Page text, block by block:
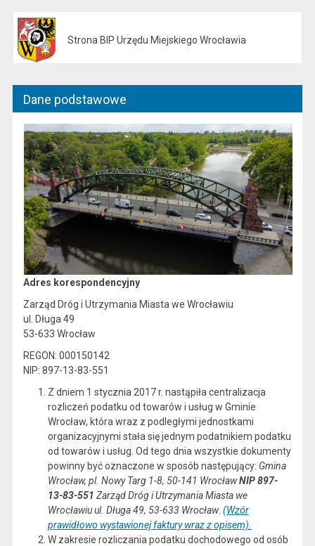
Strona BIP Urzędu Miejskiego Wrocławia
Dane podstawowe
Adres korespondencyjny
Zarząd Dróg i Utrzymania Miasta we Wrocławiu
ul. Długa 49
53-633 Wrocław
REGON: 000150142
NIP: 897-13-83-551
Z dniem 1 stycznia 2017 r. nastąpiła centralizacja
rozliczeń podatku od towarów i usług w Gminie
Wrocław, która wraz z podległymi jednostkami
organizacyjnymi stała się jednym podatnikiem podatku
od towarów i usług. Od tego dnia wszystkie dokumenty
powinny być oznaczone w sposób następujący: Gmina
Wrocław, pl. Nowy Targ 1-8, 50-141 WrocławNIP 897-
13-83-551 Zarząd Dróg i Utrzymania Miasta we
Wrocławiu ul. Długa 49, 53-633 Wrocław. (Wzór
prawidłowo wystawionej faktury wraz z opisem).
W zakresie rozliczania podatku dochodowego od osób